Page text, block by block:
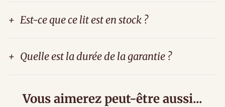
+ Est-ce que ce lit est en stock ?
+ Quelle est la durée de la garantie ?
Vous aimerez peut-être aussi...